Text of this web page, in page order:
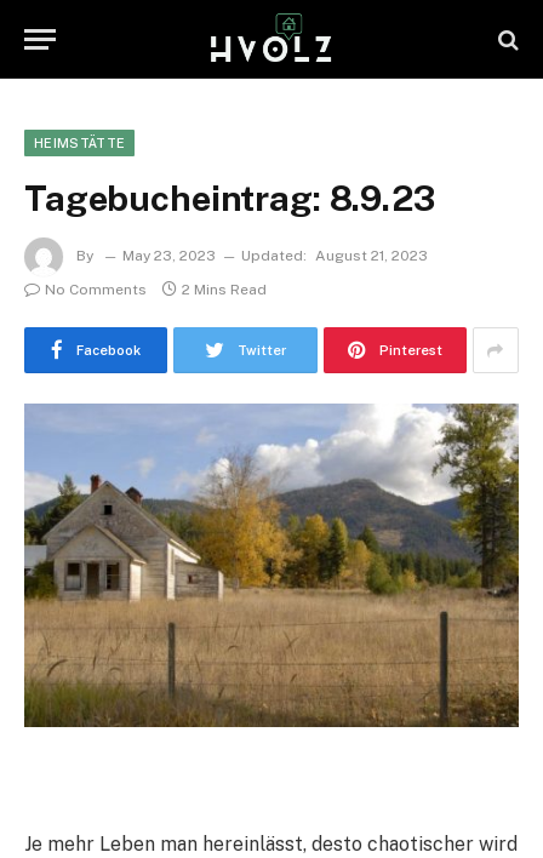
HEIMSTÄTTE
Tagebucheintrag: 8.9.23
By May 23, 2023 Updated: August 21, 2023
No Comments
2 Mins Read
Facebook Twitter Pinterest
Je mehr Leben man hereinlässt, desto chaotischer wird